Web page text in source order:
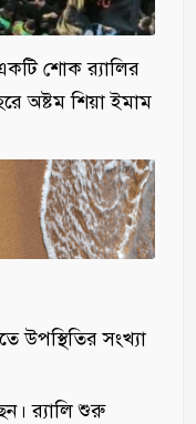
শোক র‌্যালির
অষ্টম শিয়া ইমাম
উপস্থিতির সংখ্যা
র‌্যালি শুরু